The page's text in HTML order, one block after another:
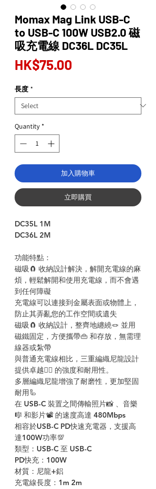
Momax Mag Link USB-C
to USB-C 100W USB2.0 磁
吸充電線 DC36L DC35L
HK$75.00
長度 *
Quantity *
加入購物車
立即購買
DC35L 1M
DC36L 2M
功能特點：
磁吸 🧲 收納設計解決，解開充電線的麻
煩，輕鬆解開和使用充電線，而不會遇
到任何障礙
充電線可以連接到金屬表面或物體上，
防止其弄亂您的工作空間或遺失
磁吸 🧲 收納設計，整齊地纏繞🪢 並用
磁鐵固定，方便攜帶👜 和存放，無需理
線器或紮帶
與普通充電線相比，三重編織尼龍設計
提供卓越👍🏻 的強度和耐用性。
多層編織尼龍增強了耐磨性，更加堅固
耐用🦾
在 USB-C 裝置之間傳輸照片📸 、音樂
🎼 和影片📽 的速度高達 480Mbps
相容於USB-C PD快速充電器，支援高
達100W功率💯
類型： USB-C 至 USB-C
PD快充： 100W
材質：尼龍+鋁
充電線長度： 1m 2m